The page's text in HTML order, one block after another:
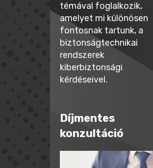
témával foglalkozik,
amelyet mi különösen
fontosnak tartunk, a
biztonságtechnikai
rendszerek
kiberbiztonsági
kérdéseivel.
Díjmentes
konzultáció